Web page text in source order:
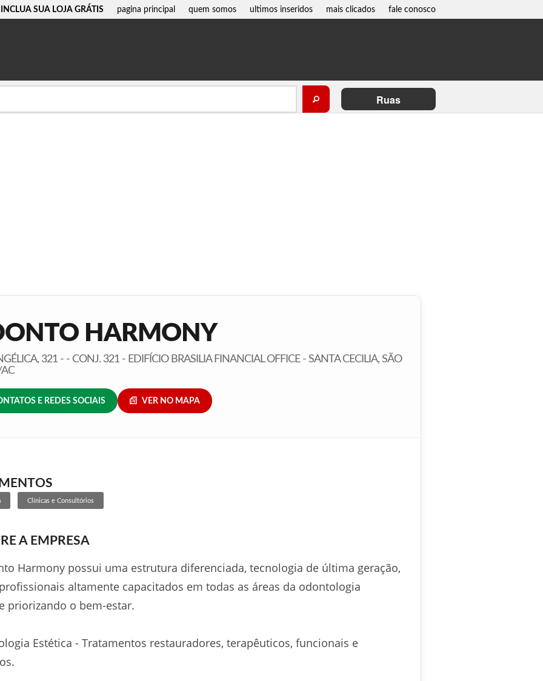
INCLUA SUA LOJA GRÁTIS pagina principal quem somos ultimos inseridos mais clicados fale conosco
Ruas
HARMONY
321 - - CONJ. 321 - EDIFÍCIO BRASILIA FINANCIAL OFFICE - SANTA CECILIA, SÃO
E REDES SOCIAIS VER NO MAPA
Clínicas e Consultórios
A EMPRESA
Harmony possui uma estrutura diferenciada, tecnologia de última geração,
altamente capacitados em todas as áreas da odontologia
priorizando o bem-estar.
Estética - Tratamentos restauradores, terapêuticos, funcionais e